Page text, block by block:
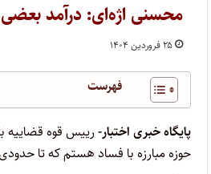
محسنی اژه‌ای: درآمد
۲۵ فروردین ۱۴۰۴
فهرست
پایگاه خبری اختبار-رییس قوه قضاییه
حوزه مبارزه با فساد هستم که تا